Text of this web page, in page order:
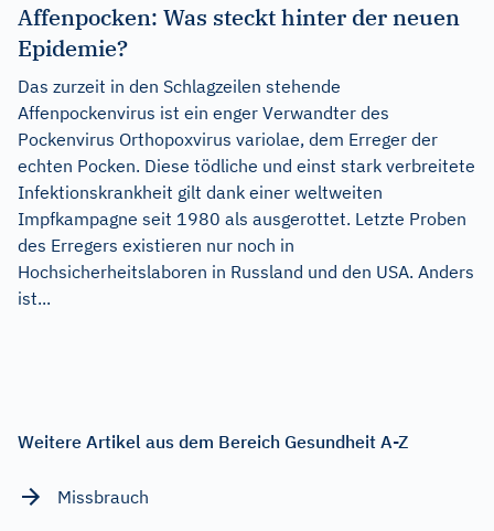
Affenpocken: Was steckt hinter der neuen
Epidemie?
Das zurzeit in den Schlagzeilen stehende
Affenpockenvirus ist ein enger Verwandter des
Pockenvirus Orthopoxvirus variolae, dem Erreger der
echten Pocken. Diese tödliche und einst stark verbreitete
Infektionskrankheit gilt dank einer weltweiten
Impfkampagne seit 1980 als ausgerottet. Letzte Proben
des Erregers existieren nur noch in
Hochsicherheitslaboren in Russland und den USA. Anders
ist...
Weitere Artikel aus dem Bereich Gesundheit A-Z
Missbrauch